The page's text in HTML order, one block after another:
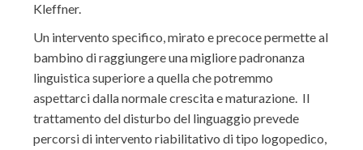
Kleffner.
Un intervento specifico, mirato e precoce permette al
bambino di raggiungere una migliore padronanza
linguistica superiore a quella che potremmo
aspettarci dalla normale crescita e maturazione. Il
trattamento del disturbo del linguaggio prevede
percorsi di intervento riabilitativo di tipo logopedico,